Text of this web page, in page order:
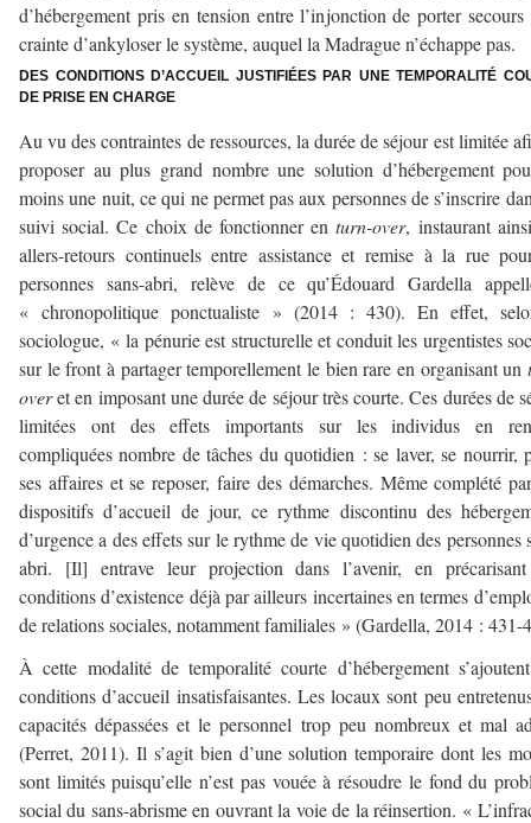
d’hébergement pris en tension entre l’injonction de porter
crainte d’ankyloser le système, auquel la Madrague n’échappe pas.
DES CONDITIONS D’ACCUEIL JUSTIFIÉES PAR UNE TEMPORALITÉ
DE PRISE EN CHARGE
Au vu des contraintes de ressources, la durée de séjour est limitée
proposer au plus grand nombre une solution d’hébergement
moins une nuit, ce qui ne permet pas aux personnes de s’inscrire
suivi social. Ce choix de fonctionner enturn-over, instaurant
allers-retours continuels entre assistance et remise à la rue
personnes sans-abri, relève de ce qu’Édouard Gardella
« chronopolitique ponctualiste » (2014 : 430). En effet,
sociologue, « la pénurie est structurelle et conduit les urgentistes
sur le front à partager temporellement le bien rare en organisant un
overet en imposant une durée de séjour très courte. Ces durées de
limitées ont des effets importants sur les individus en
compliquées nombre de tâches du quotidien : se laver, se nourrir,
ses affaires et se reposer, faire des démarches. Même complété
dispositifs d’accueil de jour, ce rythme discontinu des
d’urgence a des effets sur le rythme de vie quotidien des personnes
abri. [Il] entrave leur projection dans l’avenir, en
conditions d’existence déjà par ailleurs incertaines en termes
de relations sociales, notamment familiales » (Gardella, 2014 : 431-
À cette modalité de temporalité courte d’hébergement
conditions d’accueil insatisfaisantes. Les locaux sont peu
capacités dépassées et le personnel trop peu nombreux et mal
(Perret, 2011). Il s’agit bien d’une solution temporaire dont les
sont limités puisqu’elle n’est pas vouée à résoudre le fond du
social du sans-abrisme en ouvrant la voie de la réinsertion. «